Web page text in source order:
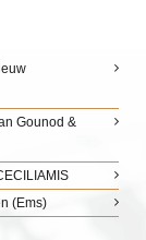
Gounod &
(Ems)